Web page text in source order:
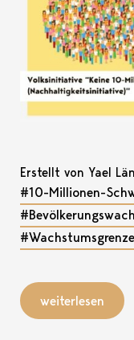
Erstellt von Yael
#10-Millionen-
#Wachstumsgrenze
weiterlesen